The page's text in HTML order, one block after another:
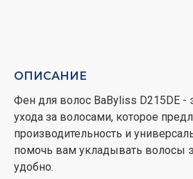
Съемный фильтр
Фильтр фена можно снять, что
и обслуживание в оптимальном
Поставка аксессуаров
Фен поставляется с 1
ОПИСАНИЕ
Фен для волос BaByliss D215DE -
ухода за волосами, которое
производительность и
помочь вам укладывать волосы
удобно.